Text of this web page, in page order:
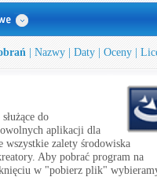
Nazwy Daty Oceny
do
aplikacji dla
wszystkie zalety środowiska
Aby pobrać program na
w "pobierz plik"